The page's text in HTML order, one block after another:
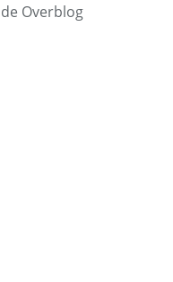
de Overblog